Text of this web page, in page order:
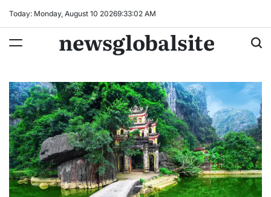
Today: Monday, August 10 20269:33:03 AM
newsglobalsite